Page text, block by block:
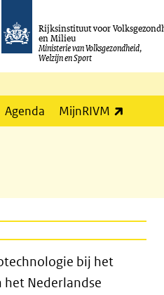
Rijksinstituut voor
en Milieu
Ministerie van Volksgezondheid,
Welzijn en Sport
Agenda MijnRIVM
bij het
het Nederlandse